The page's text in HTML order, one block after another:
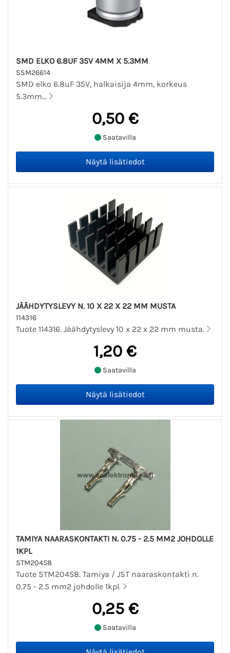
SMD ELKO 6.8UF 35V 4MM X 5.3MM
SSM26614
SMD elko 6.8uF 35V, halkaisija 4mm, korkeus
5.3mm...
0,50 €
Saatavilla
JÄÄHDYTYSLEVY N. 10 X 22 X 22 MM MUSTA
114316
Tuote 114316. Jäähdytyslevy 10 x 22 x 22 mm musta.
1,20 €
Saatavilla
TAMIYA NAARASKONTAKTI N. 0.75 - 2.5 MM2 JOHDOLLE
1KPL
STM20458
Tuote STM20458. Tamiya / JST naaraskontakti n.
0.75 - 2.5 mm2 johdolle 1kpl.
0,25 €
Saatavilla